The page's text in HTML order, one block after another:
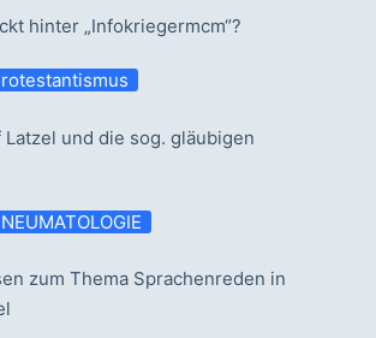
hinter „Infokriegermcm“?
Latzel und die sog. gläubigen
zum Thema Sprachenreden in